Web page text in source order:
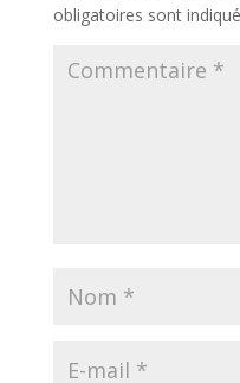
obligatoires sont